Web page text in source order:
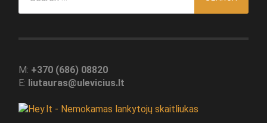
M: +370 (686) 08820
E: liutauras@ulevicius.lt